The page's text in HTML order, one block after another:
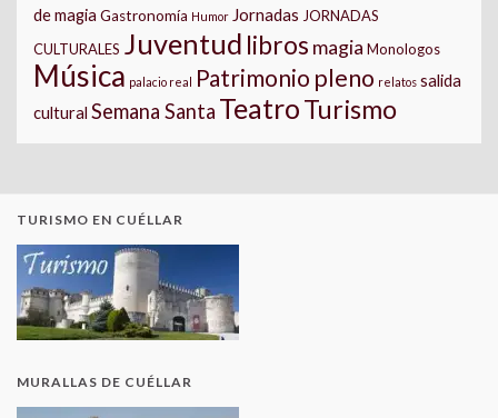
de magia Gastronomía Humor Jornadas JORNADAS
CULTURALES Juventud libros magia Monologos
Música palacio real Patrimonio pleno relatos salida
cultural Semana Santa TeatroTurismo
TURISMO EN CUÉLLAR
MURALLAS DE CUÉLLAR